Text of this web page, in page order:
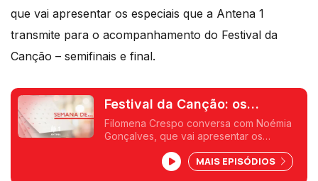
que vai apresentar os especiais que a Antena 1
transmite para o acompanhamento do Festival da
Canção – semifinais e final.
Festival da Canção: os
especiais da Rádio
Filomena Crespo conversa com Noémia
Gonçalves, que vai apresentar os
acompnahamento do Festival da Canção
- semifinais e final.
MAIS EPISÓDIOS